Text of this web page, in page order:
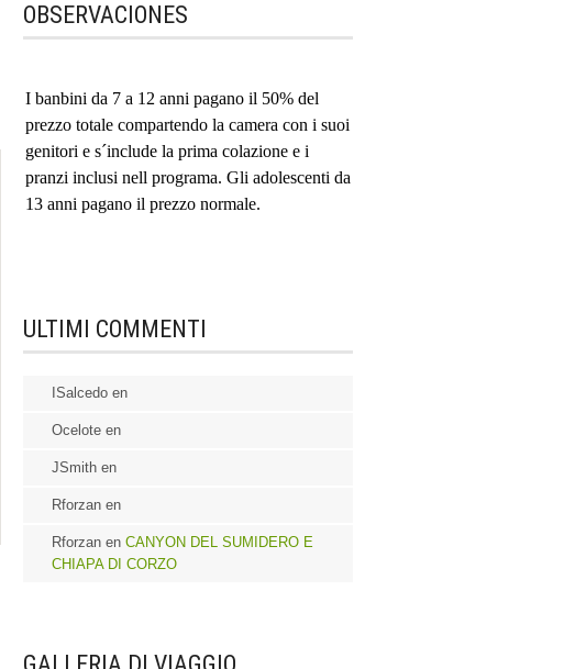
OBSERVACIONES
I banbini da 7 a 12 anni pagano il 50% del
prezzo totale compartendo la camera con i suoi
genitori e s´include la prima colazione e i
pranzi inclusi nell programa. Gli adolescenti da
13 anni pagano il prezzo normale.
ULTIMI COMMENTI
ISalcedo en
Ocelote en
JSmith en
Rforzan en
Rforzan en CANYON DEL SUMIDERO E
CHIAPA DI CORZO